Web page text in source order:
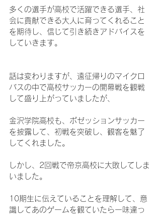
多くの選手が高校で活躍できる選手、社
会に貢献できる大人に育ってくれること
を期待し、信じて引き続きアドバイスを
していきます。
話は変わりますが、遠征帰りのマイクロ
バスの中で高校サッカーの開幕戦を観戦
して盛り上がっていましたが、
金沢学院高校も、ポゼッションサッカー
を披露して、初戦を突破し、観客を魅了
してくれました。
しかし、2回戦で帝京高校に大敗してしま
いました。
10期生に伝えていることを理解して、意
識してあのゲームを観ていたら一味違っ